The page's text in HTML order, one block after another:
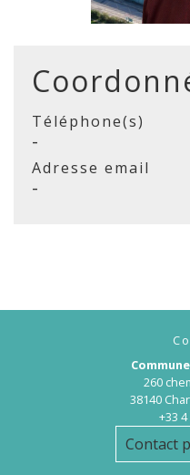
Téléphone(s)
-
Adresse email
-
260
38140
+33
Contact